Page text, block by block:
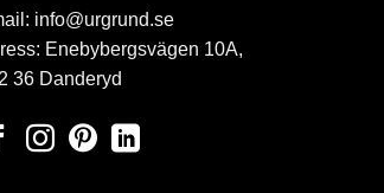
info@urgrund.se
Enebybergsvägen 10A,
36 Danderyd